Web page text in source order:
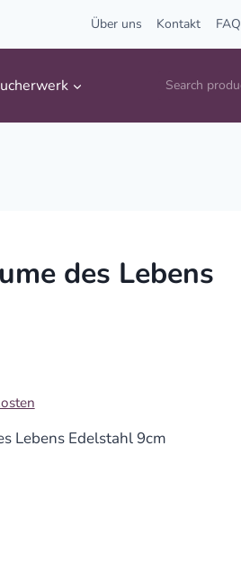
Über uns Kontakt FAQ
Suche
des Lebens
Lebens Edelstahl 9cm